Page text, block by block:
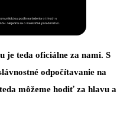
teda oficiálne za nami. S
odpočítavanie na
môžeme hodiť za hlavu a